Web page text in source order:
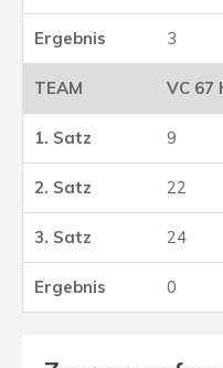
3
VC 67
9
22
24
0